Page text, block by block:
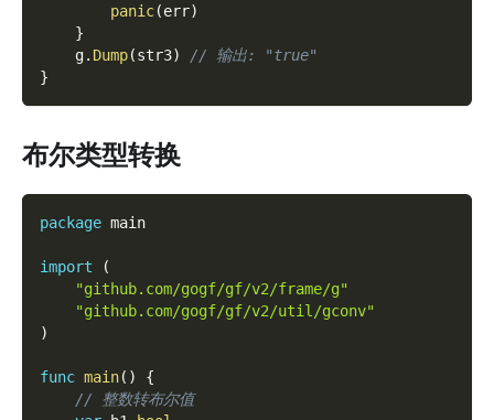
panic(err)
}
    g
. Dump(str3)
// 输出: "true"
}
布尔类型转换
package main
import
(
"github.com/gogf/gf/v2/frame/g"
"github.com/gogf/gf/v2/util/gconv"
)
func main( )
{
// 整数转布尔值